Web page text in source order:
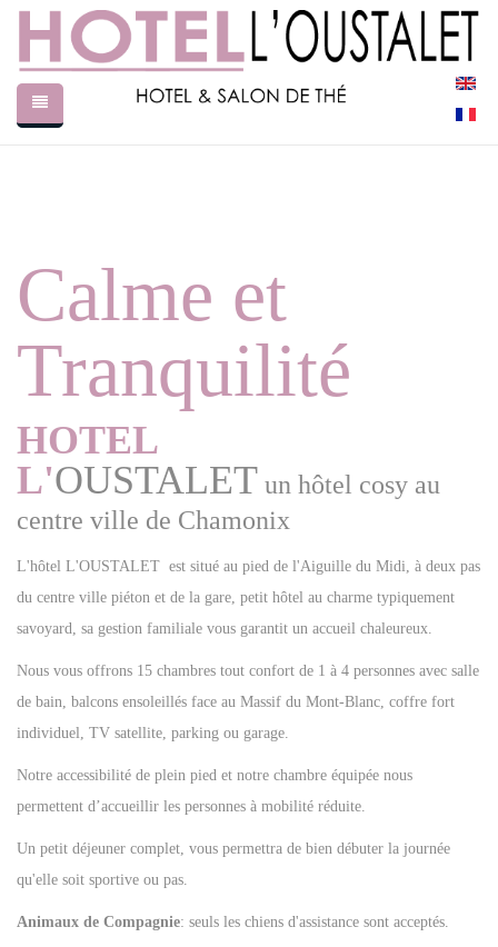
Aller au contenu principal
Accueil
Galerie
Prix
Réservez ici
Contact
Calme et
Tranquilité
HOTEL
L'OUSTALET un hôtel cosy au
centre ville de Chamonix
L'hôtel L'OUSTALET est situé au pied de l'Aiguille du Midi, à deux pas
du centre ville piéton et de la gare, petit hôtel au charme typiquement
savoyard, sa gestion familiale vous garantit un accueil chaleureux.
Nous vous offrons 15 chambres tout confort de 1 à 4 personnes avec salle
de bain, balcons ensoleillés face au Massif du Mont-Blanc, coffre fort
individuel, TV satellite, parking ou garage.
Notre accessibilité de plein pied et notre chambre équipée nous
permettent d’accueillir les personnes à mobilité réduite.
Un petit déjeuner complet, vous permettra de bien débuter la journée
qu'elle soit sportive ou pas.
Animaux de Compagnie: seuls les chiens d'assistance sont acceptés.